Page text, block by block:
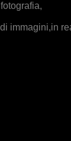
immagini,in